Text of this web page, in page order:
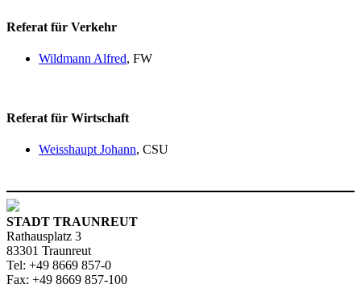
Referat für Verkehr
Wildmann Alfred, FW
Referat für Wirtschaft
Weisshaupt Johann, CSU
STADT TRAUNREUT
Rathausplatz 3
83301 Traunreut
Tel: +49 8669 857-0
Fax: +49 8669 857-100